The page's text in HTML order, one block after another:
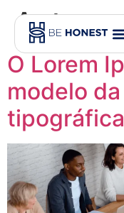
Autor:
O Lorem
modelo